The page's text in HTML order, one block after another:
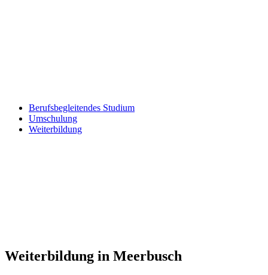
Berufsbegleitendes Studium
Umschulung
Weiterbildung
Weiterbildung in Meerbusch